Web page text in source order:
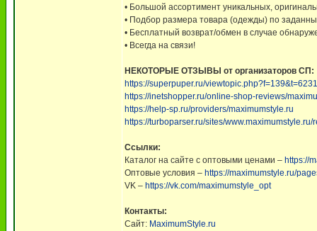
• Большой ассортимент уникальных,
• Подбор размера товара (одежды) по
• Бесплатный возврат/обмен в случае
• Всегда на связи!
НЕКОТОРЫЕ ОТЗЫВЫ от организаторов СП:
https://superpuper.ru/
https://inetshopper.ru/online-shop-reviews/
https://help-sp.ru/providers/maximumstyle.ru
https://turboparser.ru/sites/www.maximumstyle.ru/
Ссылки:
Каталог на сайте с оптовыми ценами – https://
Оптовые условия – https://maximumstyle.ru/
VK – https://vk.com/maximumstyle_opt
Контакты:
Сайт: MaximumStyle.ru